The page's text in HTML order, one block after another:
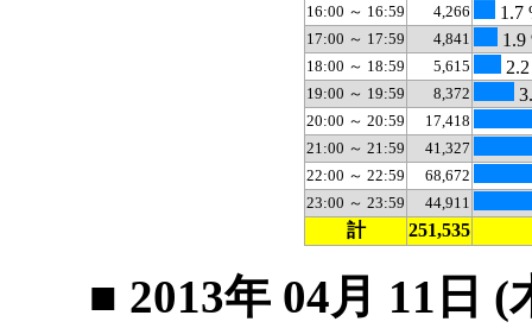
16:00 ～ 16:59 4,266 1.7
17:00 ～ 17:59 4,841 1.9
18:00 ～ 18:59 5,615
19:00 ～ 19:59 8,372
20:00 ～ 20:59
17,418
21:00 ～ 21:59
41,327
22:00 ～ 22:59
68,672
23:00 ～ 23:59
44,911
計 251,535
■ 2013年 04月 11日